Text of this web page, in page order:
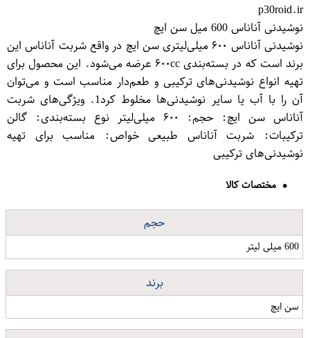
p30roid.ir
نوشیدنی آناناس 600 میل سن ایچ
نوشیدنی آناناس ۶۰۰ میلی‌لیتری سن ایچ در واقع شربت آناناس این
برند است که در بسته‌بندی ۶۰۰cc عرضه می‌شود. این محصول برای
تهیه انواع نوشیدنی‌های ترکیبی و طعم‌دار مناسب است و می‌توان
آن را با آب یا سایر نوشیدنی‌ها مخلوط کرد1. ویژگی‌های شربت
آناناس سن ایچ: حجم: ۶۰۰ میلی‌لیتر نوع بسته‌بندی: گالن
ترکیبات: شربت آناناس طبیعی خواص: مناسب برای تهیه
نوشیدنی‌های ترکیبی
مختصات کالا
حجم
600 میلی لیتر
برند
سن ایچ